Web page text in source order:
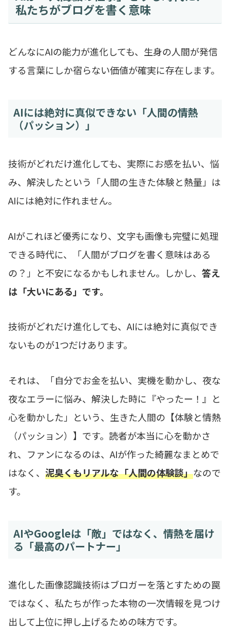
私たちがブログを書く意味
どんなにAIの能力が進化しても、生身の人間が発信
する言葉にしか宿らない価値が確実に存在します。
AIには絶対に真似できない「人間の情熱
（パッション）」
技術がどれだけ進化しても、実際にお感を払い、悩
み、解決したという「人間の生きた体験と熱量」は
AIには絶対に作れません。
AIがこれほど優秀になり、文字も画像も完璧に処理
できる時代に、「人間がブログを書く意味はある
の？」と不安になるかもしれません。しかし、 答え
は「大いにある」です。
技術がどれだけ進化しても、AIには絶対に真似でき
ないものが1つだけあります。
それは、「自分でお金を払い、実機を動かし、夜な
夜なエラーに悩み、解決した時に『やったー！』と
心を動かした」という、生きた人間の【体験と情熱
（パッション）】です。読者が本当に心を動かさ
れ、ファンになるのは、AIが作った綺麗なまとめで
はなく、 泥臭くもリアルな「人間の体験談」なので
す。
AIやGoogleは「敵」ではなく、情熱を届け
る「最高のパートナー」
進化した画像認識技術はブロガーを落とすための罠
ではなく、私たちが作った本物の一次情報を見つけ
出して上位に押し上げるための味方です。